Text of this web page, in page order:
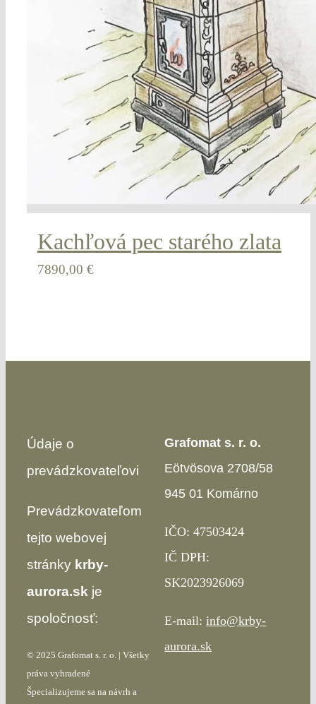
Kachľová pec starého zlata
7890,00 €
Údaje o
prevádzkovateľovi
Prevádzkovateľom
tejto webovej
stránky krby-
aurora.sk je
spoločnosť:
© 2025 Grafomat s. r. o. | Všetky
práva vyhradené
Špecializujeme sa na návrh a
Grafomat s. r. o.
Eötvösova 2708/58
945 01 Komárno
IČO: 47503424
IČ DPH:
SK2023926069
E-mail:info@krby-
aurora.sk